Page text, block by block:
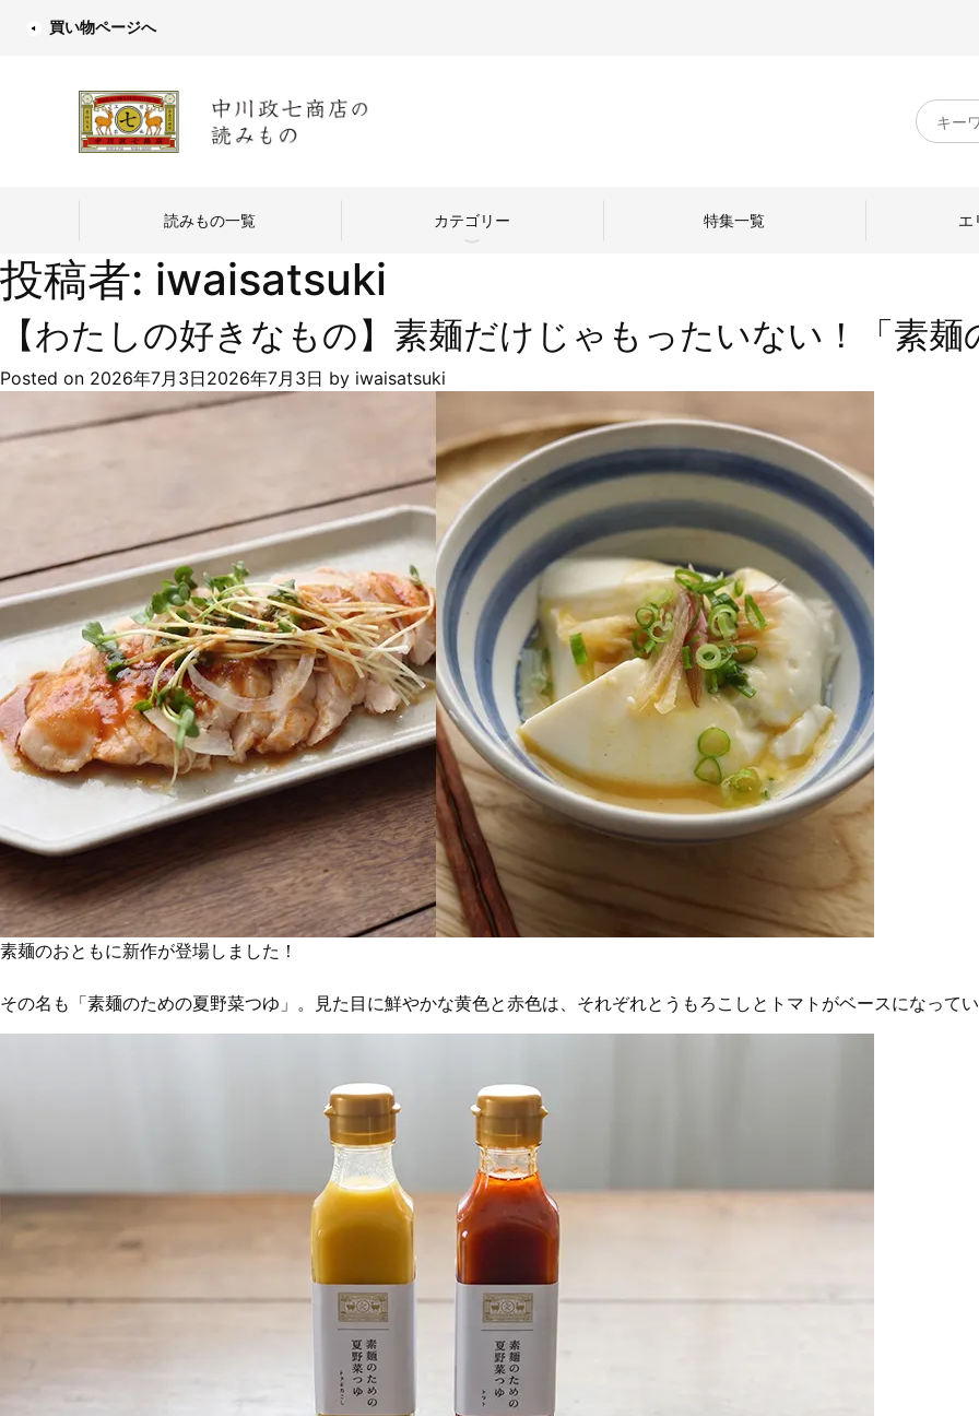
買い物ページへ
キ
ー
読みもの一覧 カテゴリー
中川政七商店のものづくり
産地探訪
特集一覧 エ
投稿者: iwaisatsuki
【わたしの好きなもの】素麺だけじゃもったいない！「素
Posted on 2026年7月3日2026年7月3日 by iwaisatsuki
素麺のおともに新作が登場しました！
その名も「素麺のための夏野菜つゆ」。見た目に鮮やかな黄色と赤色は、それぞれとうもろこしとトマトがベースになって